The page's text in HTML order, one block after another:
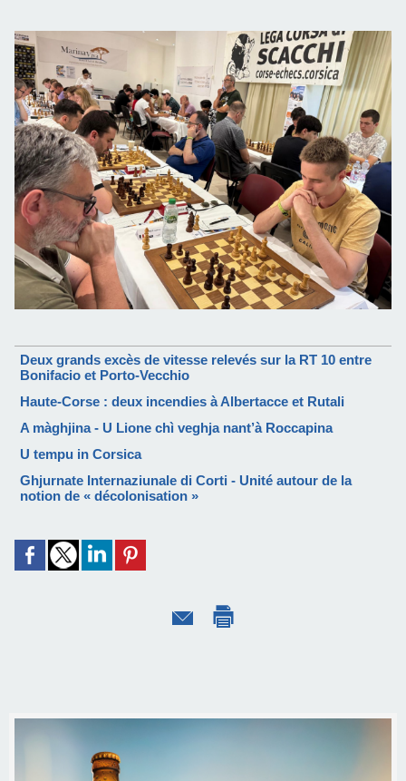
Deux grands excès de vitesse relevés sur la RT 10 entre
Bonifacio et Porto-Vecchio
Haute-Corse : deux incendies à Albertacce et Rutali
A màghjina - U Lione chì veghja nant’à Roccapina
U tempu in Corsica
Ghjurnate Internaziunale di Corti - Unité autour de la
notion de « décolonisation »